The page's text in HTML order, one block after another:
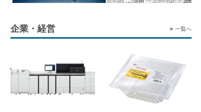
企業・経営 一覧へ